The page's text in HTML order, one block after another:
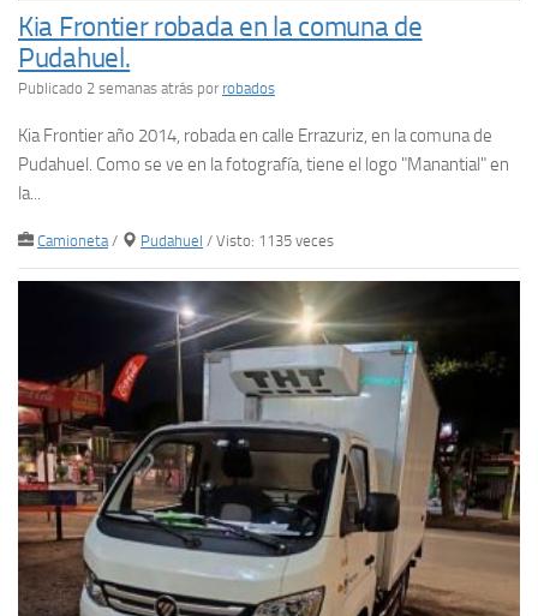
Kia Frontier robada en la comuna de
Pudahuel.
Publicado 2 semanas atrás por robados
Kia Frontier año 2014, robada en calle Errazuriz, en la comuna de
Pudahuel. Como se ve en la fotografía, tiene el logo "Manantial" en
la...
Camioneta / Pudahuel / Visto: 1135 veces